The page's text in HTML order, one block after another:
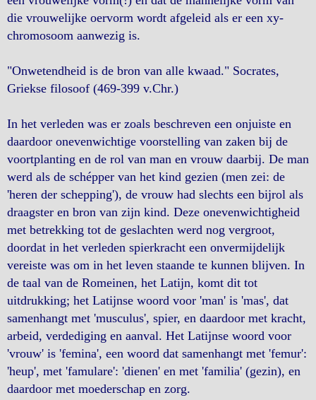
die vrouwelijke oervorm wordt afgeleid als er een xy-
chromosoom aanwezig is.
"Onwetendheid is de bron van alle kwaad." Socrates,
Griekse filosoof (469-399 v.Chr.)
In het verleden was er zoals beschreven een onjuiste en
daardoor onevenwichtige voorstelling van zaken bij de
voortplanting en de rol van man en vrouw daarbij. De man
werd als de schépper van het kind gezien (men zei: de
'heren der schepping'), de vrouw had slechts een bijrol als
draagster en bron van zijn kind. Deze onevenwichtigheid
met betrekking tot de geslachten werd nog vergroot,
doordat in het verleden spierkracht een onvermijdelijk
vereiste was om in het leven staande te kunnen blijven. In
de taal van de Romeinen, het Latijn, komt dit tot
uitdrukking; het Latijnse woord voor 'man' is 'mas', dat
samenhangt met 'musculus', spier, en daardoor met kracht,
arbeid, verdediging en aanval. Het Latijnse woord voor
'vrouw' is 'femina', een woord dat samenhangt met 'femur':
'heup', met 'famulare': 'dienen' en met 'familia' (gezin), en
daardoor met moederschap en zorg.